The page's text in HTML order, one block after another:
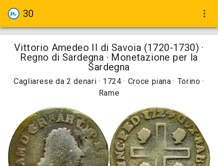
30 more_vert
Vittorio Amedeo II di Savoia (1720-1730) ·
Regno di Sardegna · Monetazione per la
Sardegna
Cagliarese da 2 denari · 1724 · Croce piana · Torino ·
Rame